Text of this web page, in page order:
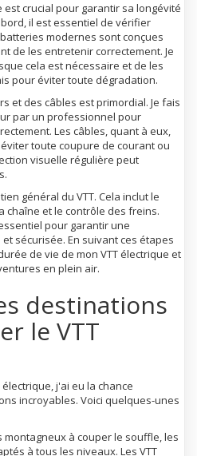
est crucial pour garantir sa longévité
il est essentiel de vérifier
modernes sont conçues
de les entretenir correctement. Je
cela est nécessaire et de les
pour éviter toute dégradation.
et des câbles est primordial. Je fais
par un professionnel pour
Les câbles, quant à eux,
toute coupure de courant ou
visuelle régulière peut
général du VTT. Cela inclut le
chaîne et le contrôle des freins.
pour garantir une
sécurisée. En suivant ces étapes
de vie de mon VTT électrique et
en plein air.
destinations
le VTT
j'ai eu la chance
incroyables. Voici quelques-unes
montagneux à couper le souffle, les
à tous les niveaux. Les VTT